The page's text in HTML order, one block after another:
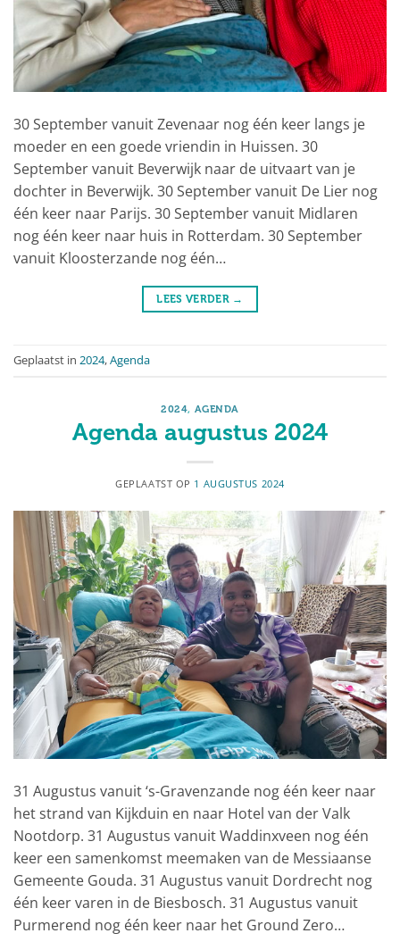
30 September vanuit Zevenaar nog één keer langs je
moeder en een goede vriendin in Huissen. 30
September vanuit Beverwijk naar de uitvaart van je
dochter in Beverwijk. 30 September vanuit De Lier nog
één keer naar Parijs. 30 September vanuit Midlaren
nog één keer naar huis in Rotterdam. 30 September
vanuit Kloosterzande nog één…
LEES VERDER →
Geplaatst in 2024,Agenda
2024, AGENDA
Agenda augustus 2024
GEPLAATST OP 1 AUGUSTUS 2024
31 Augustus vanuit ‘s-Gravenzande nog één keer naar
het strand van Kijkduin en naar Hotel van der Valk
Nootdorp. 31 Augustus vanuit Waddinxveen nog één
keer een samenkomst meemaken van de Messiaanse
Gemeente Gouda. 31 Augustus vanuit Dordrecht nog
één keer varen in de Biesbosch. 31 Augustus vanuit
Purmerend nog één keer naar het Ground Zero…